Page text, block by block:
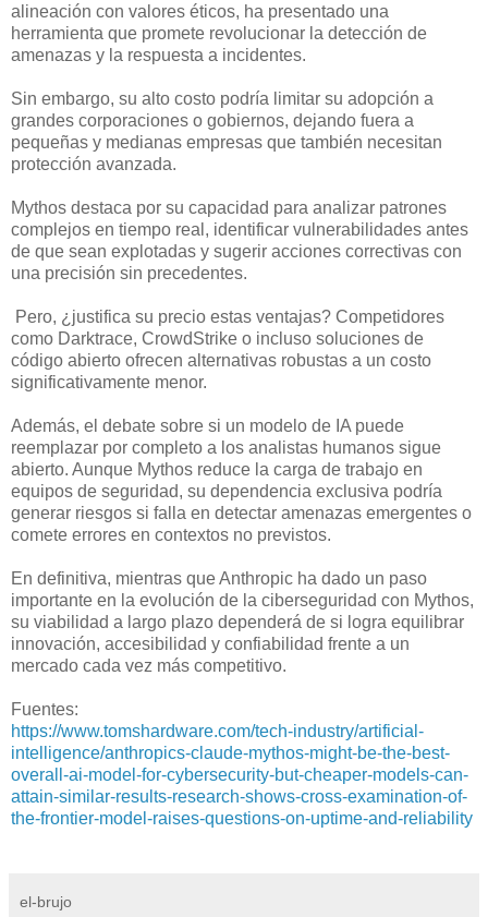
alineación con valores éticos, ha presentado una
herramienta que promete revolucionar la detección de
amenazas y la respuesta a incidentes.
Sin embargo, su alto costo podría limitar su adopción a
grandes corporaciones o gobiernos, dejando fuera a
pequeñas y medianas empresas que también necesitan
protección avanzada.
Mythos destaca por su capacidad para analizar patrones
complejos en tiempo real, identificar vulnerabilidades antes
de que sean explotadas y sugerir acciones correctivas con
una precisión sin precedentes.
Pero, ¿justifica su precio estas ventajas? Competidores
como Darktrace, CrowdStrike o incluso soluciones de
código abierto ofrecen alternativas robustas a un costo
significativamente menor.
Además, el debate sobre si un modelo de IA puede
reemplazar por completo a los analistas humanos sigue
abierto. Aunque Mythos reduce la carga de trabajo en
equipos de seguridad, su dependencia exclusiva podría
generar riesgos si falla en detectar amenazas emergentes o
comete errores en contextos no previstos.
En definitiva, mientras que Anthropic ha dado un paso
importante en la evolución de la ciberseguridad con Mythos,
su viabilidad a largo plazo dependerá de si logra equilibrar
innovación, accesibilidad y confiabilidad frente a un
mercado cada vez más competitivo.
Fuentes:
https://www.tomshardware.com/tech-industry/artificial-
intelligence/anthropics-claude-mythos-might-be-the-best-
overall-ai-model-for-cybersecurity-but-cheaper-models-can-
attain-similar-results-research-shows-cross-examination-of-
the-frontier-model-raises-questions-on-uptime-and-reliability
el-brujo